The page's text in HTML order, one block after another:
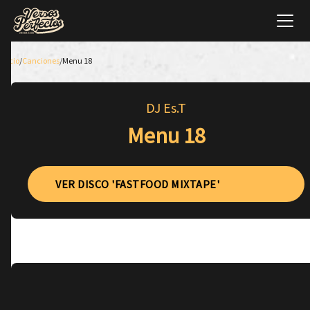
Inicio/Canciones/Menu 18
DJ Es.T
Menu 18
VER DISCO 'FASTFOOD MIXTAPE'